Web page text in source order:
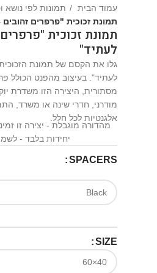
עמוד הבית
תמונות לפי נושא
תמונת זכוכית "פרפרים
תמונת זכוכית
לעתיד"
גלו את הקסם של תמונת
לעתיד". בעיצוב מהפנט הכולל
מסתורית, היצירה הזו משדרת
מודרני, חדרי שינה או משרד,
אלגנטיות לכל חלל.
יחידות בלבד -
SPACERS
SIZE